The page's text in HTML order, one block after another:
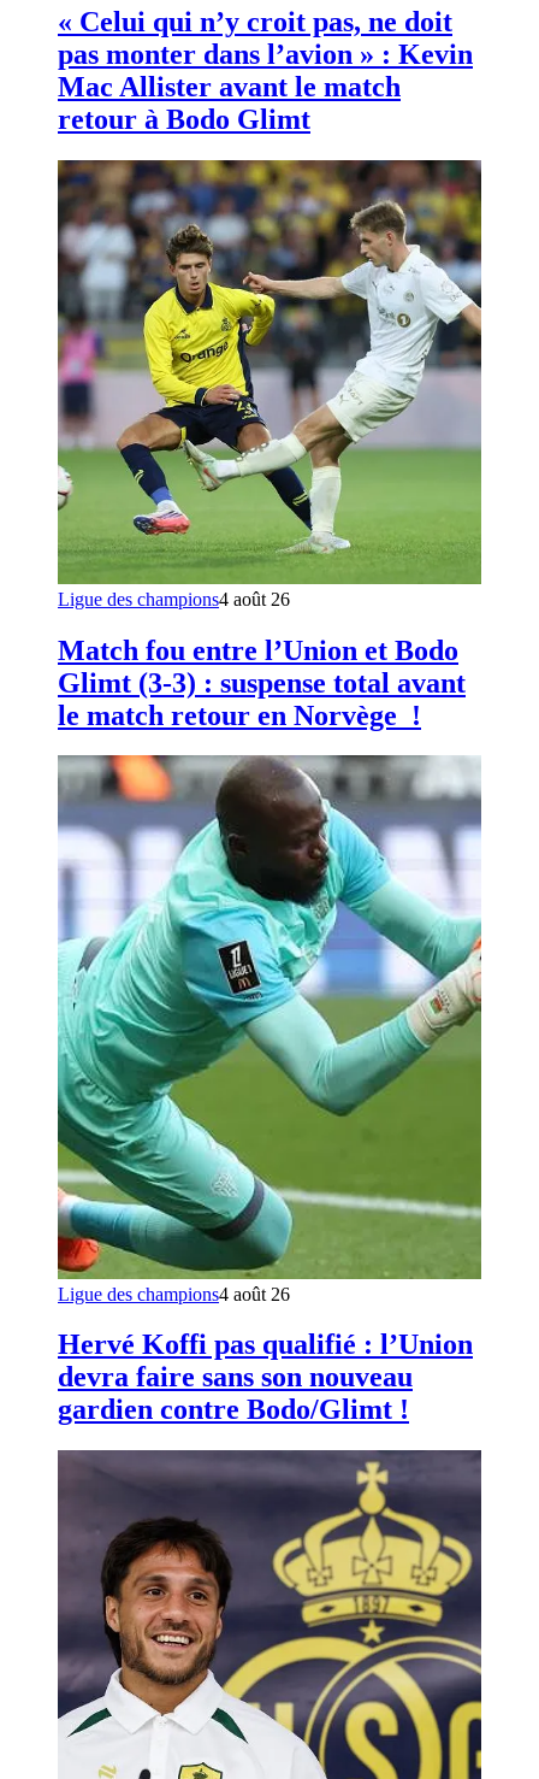
« Celui qui n’y croit pas, ne doit
pas monter dans l’avion » : Kevin
Mac Allister avant le match
retour à Bodo Glimt
Ligue des champions4 août 26
Match fou entre l’Union et Bodo
Glimt (3-3) : suspense total avant
le match retour en Norvège !
Ligue des champions4 août 26
Hervé Koffi pas qualifié : l’Union
devra faire sans son nouveau
gardien contre Bodo/Glimt !